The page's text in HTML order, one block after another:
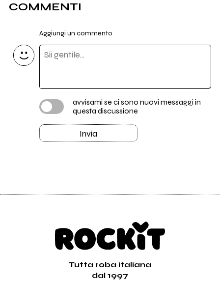
COMMENTI
Aggiungi un commento
avvisami se ci sono nuovi messaggi in
questa discussione
Invia
Tutta roba italiana
dal 1997